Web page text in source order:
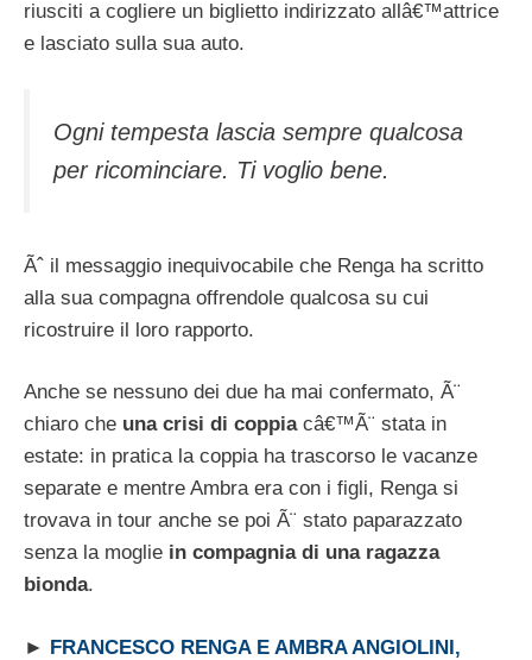
riusciti a cogliere un biglietto indirizzato allâ€™attrice
e lasciato sulla sua auto.
Ogni tempesta lascia sempre qualcosa
per ricominciare. Ti voglio bene.
Ãˆ il messaggio inequivocabile che Renga ha scritto
alla sua compagna offrendole qualcosa su cui
ricostruire il loro rapporto.
Anche se nessuno dei due ha mai confermato, Ã¨
chiaro che una crisi di coppia câ€™Ã¨ stata in
estate: in pratica la coppia ha trascorso le vacanze
separate e mentre Ambra era con i figli, Renga si
trovava in tour anche se poi Ã¨ stato paparazzato
senza la moglie in compagnia di una ragazza
bionda.
► FRANCESCO RENGA E AMBRA ANGIOLINI,